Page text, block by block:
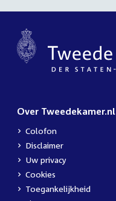
Over Tweedekamer.nl
Colofon
Disclaimer
Uw privacy
Cookies
Toegankelijkheid